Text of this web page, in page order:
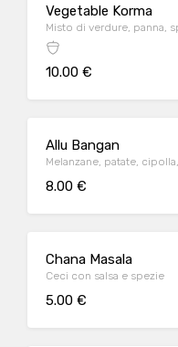
Vegetable Korma
Misto di verdure, panna,
10.00 €
Allu Bangan
Melanzane, patate,
8.00 €
Chana Masala
Ceci con salsa e spezie
5.00 €